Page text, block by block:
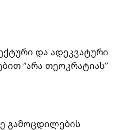
და ადეკვატური
“არა თეოკრატიას”
გამოცდილების